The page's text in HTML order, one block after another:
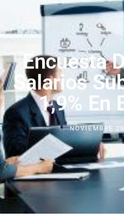
Encuesta
Salarios
1,9% En
NOVIEMBRE